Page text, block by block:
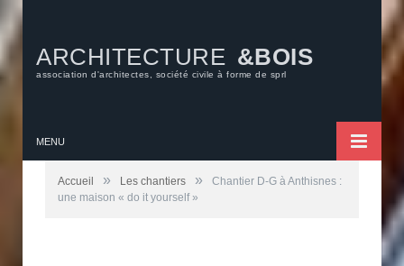
ARCHITECTURE &BOIS
association d'architectes, société civile à forme de sprl
MENU
Accueil » Les chantiers »
Chantier D-G à Anthisnes :
une maison « do it yourself »